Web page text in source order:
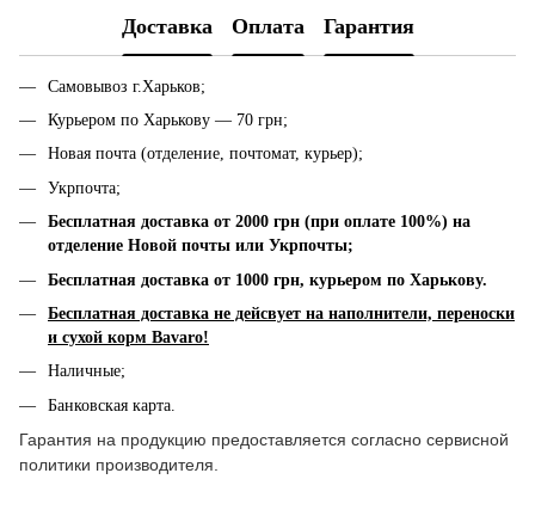
Доставка Оплата Гарантия
Самовывоз г.Харьков;
Курьером по Харькову — 70 грн;
Новая почта (отделение, почтомат, курьер);
Укрпочта;
Бесплатная доставка от 2000 грн (при оплате 100%) на
отделение Новой почты или Укрпочты;
Бесплатная доставка от 1000 грн, курьером по Харькову.
Бесплатная доставка не дейсвует на наполнители, переноски
и сухой корм Bavaro!
Наличные;
Банковская карта.
Гарантия на продукцию предоставляется согласно сервисной
политики производителя.